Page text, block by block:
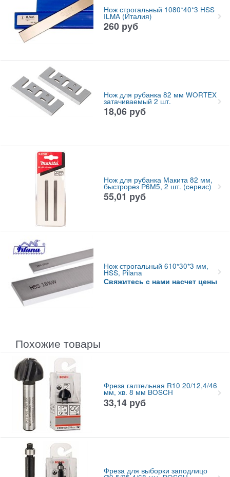
Нож строгальный 1080*40*3 HSS
ILMA (Италия)
260 руб
Нож для рубанка 82 мм WORTEX
затачиваемый 2 шт.
18,06 руб
Нож для рубанка Макита 82 мм,
быстрорез Р6М5, 2 шт. (cервис)
55,01 руб
Нож строгальный 610*30*3 мм,
HSS, Pilana
Свяжитесь с нами насчет цены
Похожие товары
Фреза галтельная R10 20/12,4/46
мм, хв. 8 мм BOSCH
33,14 руб
Фреза для выборки заподлицо